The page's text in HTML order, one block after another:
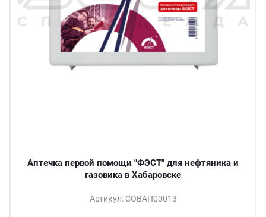
Аптечка первой помощи "ФЭСТ" для нефтяника и
газовика в Хабаровске
Артикул: СОВАП00013